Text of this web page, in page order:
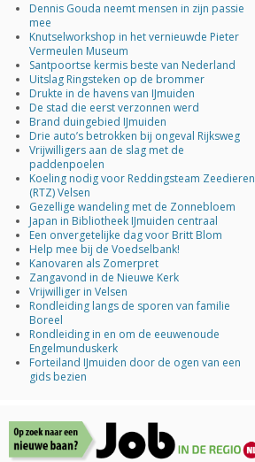
Dennis Gouda neemt mensen in zijn passie
mee
Knutselworkshop in het vernieuwde Pieter
Vermeulen Museum
Santpoortse kermis beste van Nederland
Uitslag Ringsteken op de brommer
Drukte in de havens van IJmuiden
De stad die eerst verzonnen werd
Brand duingebied IJmuiden
Drie auto’s betrokken bij ongeval Rijksweg
Vrijwilligers aan de slag met de
paddenpoelen
Koeling nodig voor Reddingsteam Zeedieren
(RTZ) Velsen
Gezellige wandeling met de Zonnebloem
Japan in Bibliotheek IJmuiden centraal
Een onvergetelijke dag voor Britt Blom
Help mee bij de Voedselbank!
Kanovaren als Zomerpret
Zangavond in de Nieuwe Kerk
Vrijwilliger in Velsen
Rondleiding langs de sporen van familie
Boreel
Rondleiding in en om de eeuwenoude
Engelmunduskerk
Forteiland IJmuiden door de ogen van een
gids bezien